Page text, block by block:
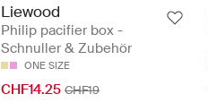
Liewood
Philip pacifier box -
Schnuller & Zubehör
ONE SIZE
CHF14.25 CHF19